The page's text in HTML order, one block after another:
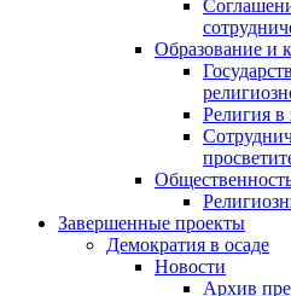
Образование и
Религия в
Завершенные проекты
Демократия в осаде
Новости
Архив